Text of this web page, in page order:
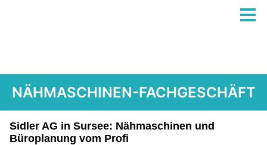
NÄHMASCHINEN-FACHGESCHÄFT
Sidler AG in Sursee: Nähmaschinen und
Büroplanung vom Profi